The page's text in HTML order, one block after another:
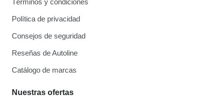
Términos y condiciones
Política de privacidad
Consejos de seguridad
Reseñas de Autoline
Catálogo de marcas
Nuestras ofertas